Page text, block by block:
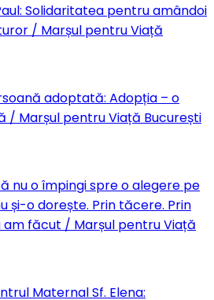
Solidaritatea pentru amândoi
/ Marșul pentru Viață
adoptată: Adopția – o
/ Marșul pentru Viață București
nu o împingi spre o alegere pe
și-o dorește. Prin tăcere. Prin
am făcut / Marșul pentru Viață
Maternal Sf. Elena: